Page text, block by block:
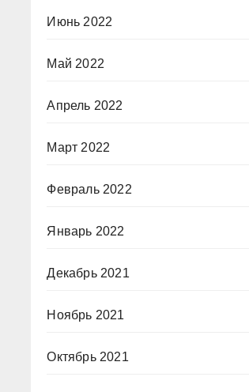
Июнь 2022
Май 2022
Апрель 2022
Март 2022
Февраль 2022
Январь 2022
Декабрь 2021
Ноябрь 2021
Октябрь 2021